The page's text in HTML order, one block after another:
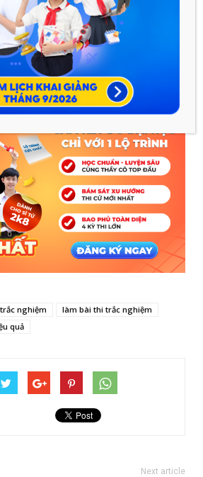
này, hãy nhớ ngay những “
thi để thật tự tin “chinh chiến” với
sắp tới teen nhé!
nghiệm
làm bài thi trắc nghiệm
quả
Next article